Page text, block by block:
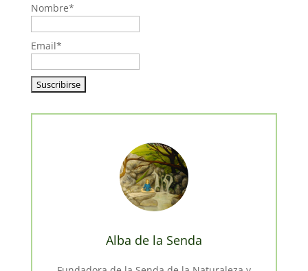
Nombre*
Email*
Alba de la Senda